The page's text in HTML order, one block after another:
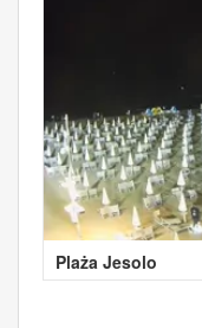
Plaża Jesolo